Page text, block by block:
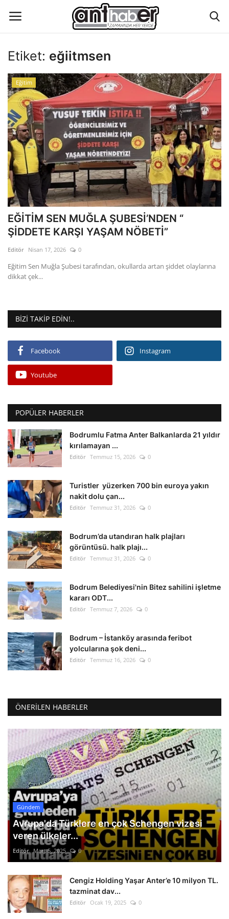
Eğitim
Aktüel Magazin
Hakkımızda
İletişim
Asayiş
Çevre
Gizlilik Politikası
Reklam ve İşbirliği
Turizm
Siyaset
Bodrum Nöbetçi Eczaneler
Köşe Yazarları
Spor
Kültür Sanat Tarih
Sağlık
Ekonomi
Gündem
Dünya
Etiket: eğiitmsen
Eğitim
EĞİTİM SEN MUĞLA ŞUBESİ’NDEN “
ŞİDDETE KARŞI YAŞAM NÖBETİ”
Editör Nisan 17, 2026 0
Eğitim Sen Muğla Şubesi tarafından, okullarda artan şiddet olaylarına
dikkat çek...
BIZI TAKIP EDIN!..
Facebook Instagram
Youtube
POPÜLER HABERLER
Bodrumlu Fatma Anter Balkanlarda 21 yıldır
kırılamayan ...
Editör Temmuz 15, 2026 0
Turistler yüzerken 700 bin euroya yakın
nakit dolu çan...
Editör Temmuz 31, 2026 0
Bodrum’da utandıran halk plajları
görüntüsü. halk plajı...
Editör Temmuz 31, 2026 0
Bodrum Belediyesi'nin Bitez sahilini işletme
kararı ODT...
Editör Temmuz 7, 2026 0
Bodrum – İstanköy arasında feribot
yolcularına şok deni...
Editör Temmuz 16, 2026 0
ÖNERILEN HABERLER
Gündem
Avrupa'da Türklere en çok Schengen vizesi
veren ülkeler...
Editör Mart 5, 2025 0
Cengiz Holding Yaşar Anter’e 10 milyon TL.
tazminat dav...
Editör Ocak 19, 2025 0